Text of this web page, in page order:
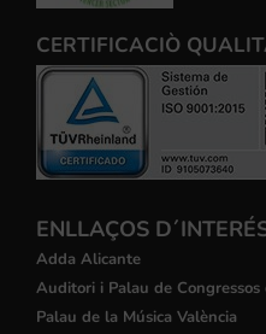
CERTIFICACIÒ
ENLLAÇOS
Adda Alicante
Auditori i Palau de Congressos
Palau de la Música València